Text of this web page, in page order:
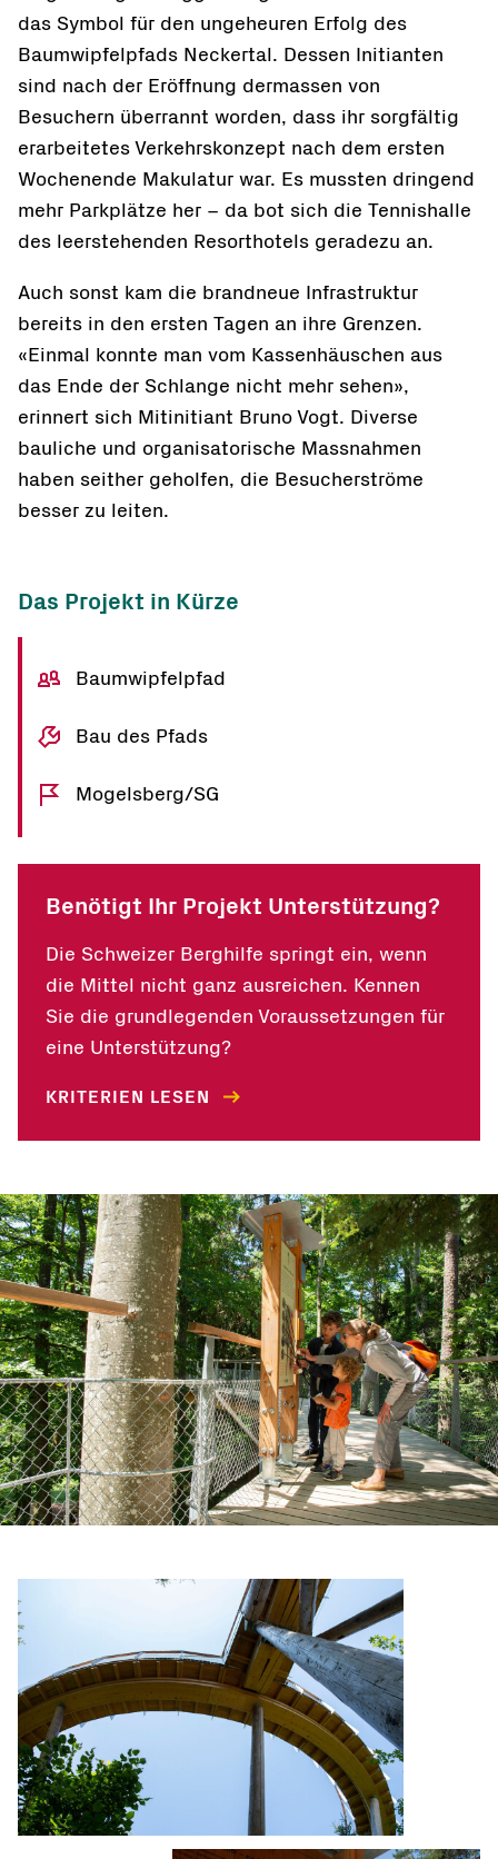
das Symbol für den ungeheuren Erfolg des
Baumwipfelpfads Neckertal. Dessen Initianten
sind nach der Eröffnung dermassen von
Besuchern überrannt worden, dass ihr sorgfältig
erarbeitetes Verkehrskonzept nach dem ersten
Wochenende Makulatur war. Es mussten dringend
mehr Parkplätze her – da bot sich die Tennishalle
des leerstehenden Resorthotels geradezu an.
Auch sonst kam die brandneue Infrastruktur
bereits in den ersten Tagen an ihre Grenzen.
«Einmal konnte man vom Kassenhäuschen aus
das Ende der Schlange nicht mehr sehen»,
erinnert sich Mitinitiant Bruno Vogt. Diverse
bauliche und organisatorische Massnahmen
haben seither geholfen, die Besucherströme
besser zu leiten.
Das Projekt in Kürze
Baumwipfelpfad
Bau des Pfads
Mogelsberg/SG
Benötigt Ihr Projekt Unterstützung?
Die Schweizer Berghilfe springt ein, wenn
die Mittel nicht ganz ausreichen. Kennen
Sie die grundlegenden Voraussetzungen für
eine Unterstützung?
KRITERIEN LESEN